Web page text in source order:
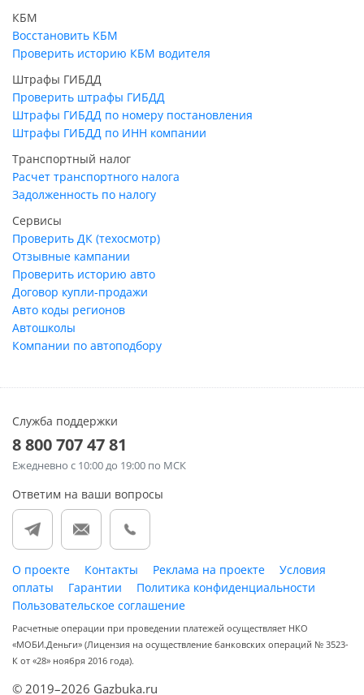
КБМ
Восстановить КБМ
Проверить историю КБМ водителя
Штрафы ГИБДД
Проверить штрафы ГИБДД
Штрафы ГИБДД по номеру постановления
Штрафы ГИБДД по ИНН компании
Транспортный налог
Расчет транспортного налога
Задолженность по налогу
Сервисы
Проверить ДК (техосмотр)
Отзывные кампании
Проверить историю авто
Договор купли-продажи
Авто коды регионов
Автошколы
Компании по автоподбору
Служба поддержки
8 800 707 47 81
Ежедневно с 10:00 до 19:00 по МСК
Ответим на ваши вопросы
О проекте Контакты Реклама на проекте
Условия
оплаты
Гарантии
Политика конфиденциальности
Пользовательское соглашение
Расчетные операции при проведении платежей осуществляет НКО
«МОБИ.Деньги» (Лицензия на осуществление банковских операций № 3523-
К от «28» ноября 2016 года).
© 2019–2026 Gazbuka.ru